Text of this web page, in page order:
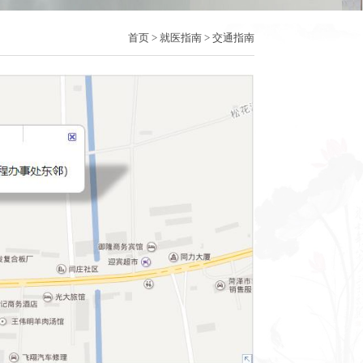
首页 > 就医指南> 交通指南